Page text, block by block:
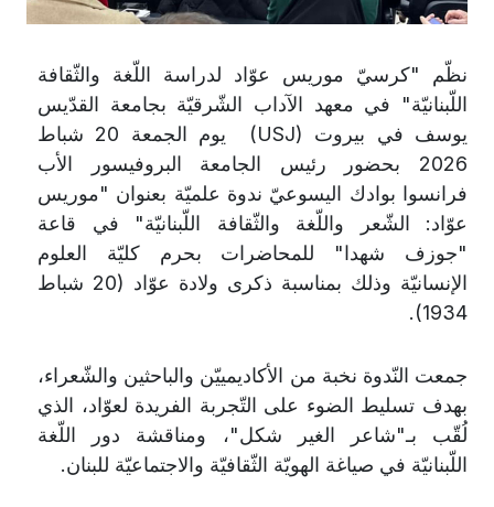
نظّم "كرسيّ موريس عوّاد لدراسة اللّغة والثّقافة
اللّبنانيّة" في معهد الآداب الشّرقيّة بجامعة القدّيس
يوسف في بيروت (USJ)
يوم الجمعة 20 شباط
2026 بحضور رئيس الجامعة البروفيسور الأب
فرانسوا بوادك اليسوعيّ ندوة علميّة بعنوان "موريس
عوّاد: الشّعر واللّغة والثّقافة اللّبنانيّة" في قاعة
"جوزف شهدا" للمحاضرات بحرم كليّة العلوم
الإنسانيّة وذلك بمناسبة ذكرى ولادة عوّاد (20 شباط
1934)
.
جمعت النّدوة نخبة من الأكاديمييّن والباحثين والشّعراء،
بهدف تسليط الضوء على التّجربة الفريدة لعوّاد، الذي
لُقّب بـ"شاعر الغير شكل"، ومناقشة دور اللّغة
اللّبنانيّة في صياغة الهويّة الثّقافيّة والاجتماعيّة للبنان.